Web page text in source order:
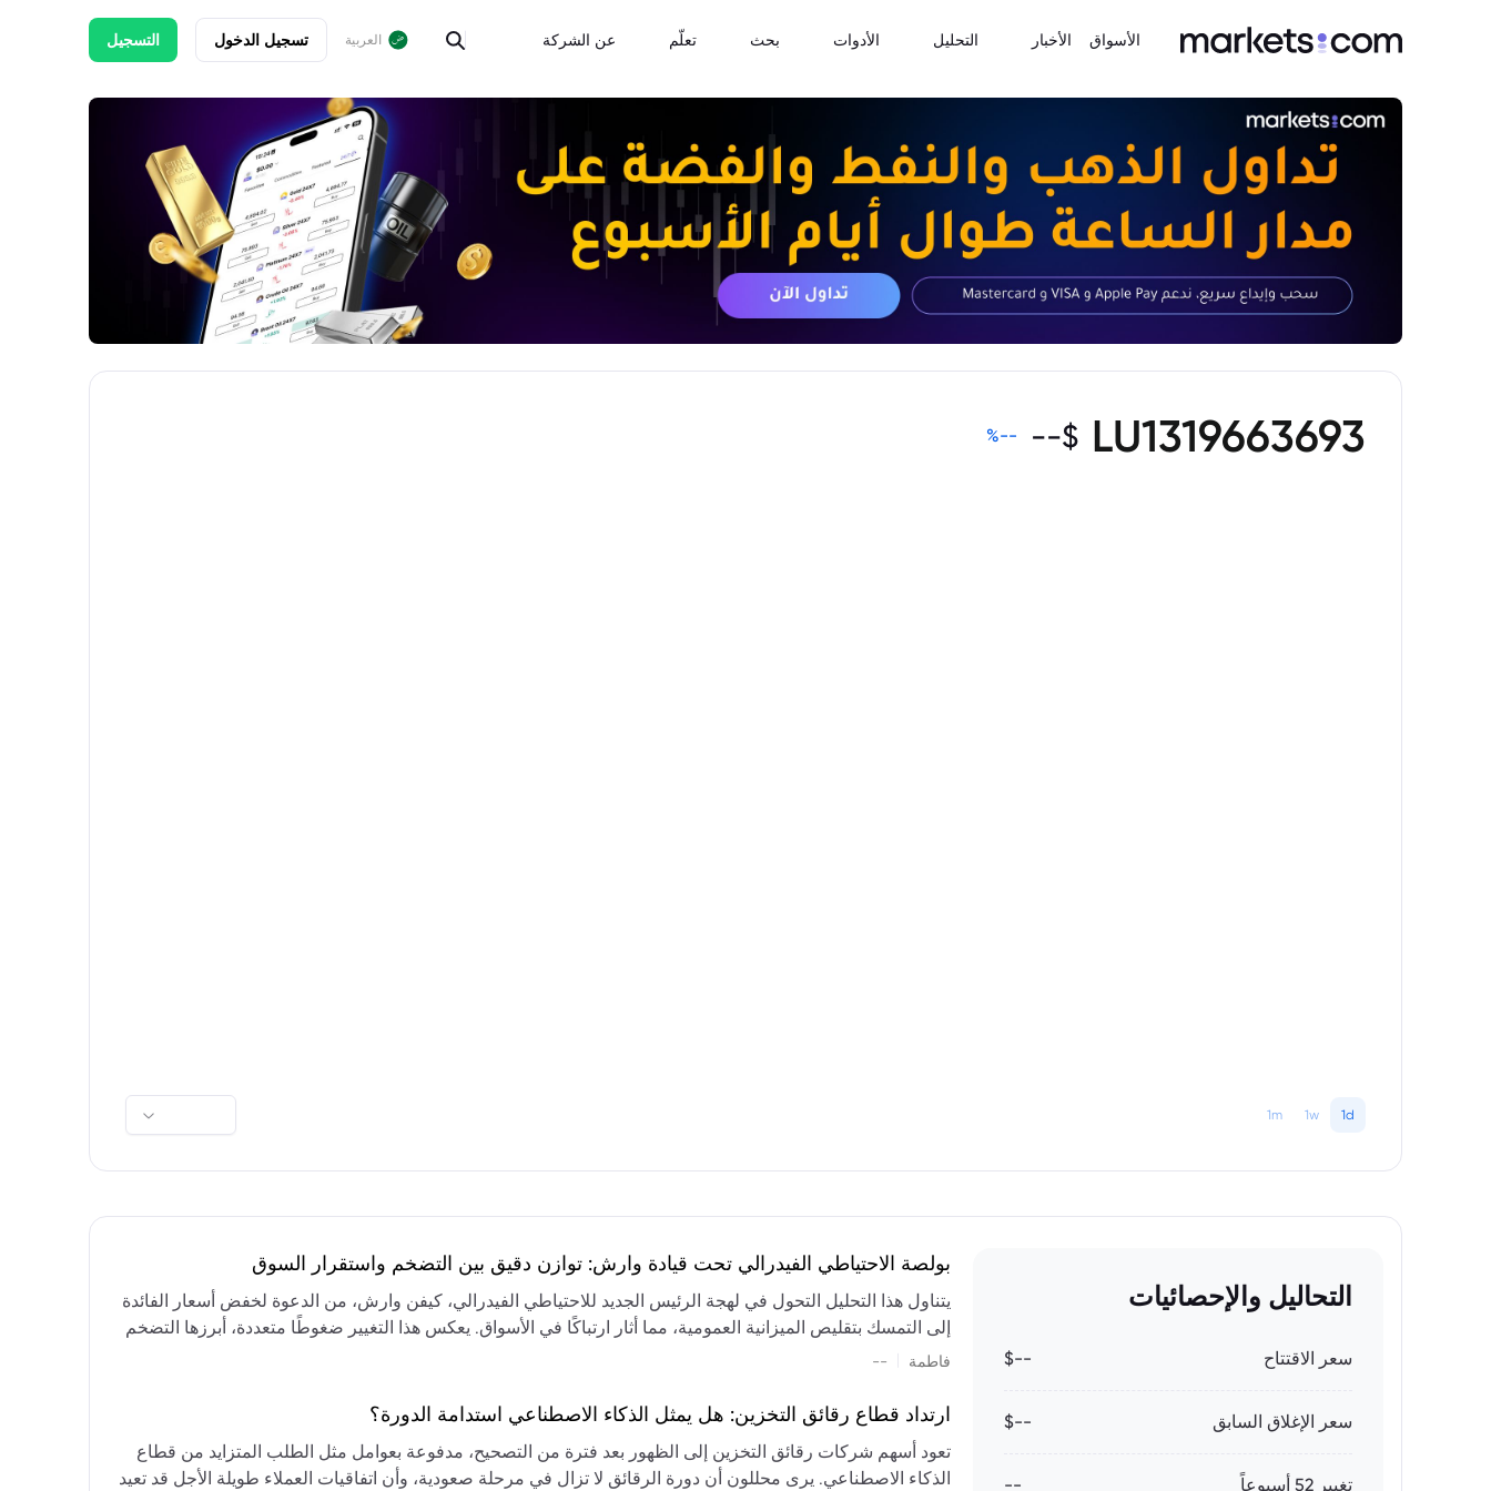
الأسواق الأخبار التحليل الأدوات بحث تعلّم عن الشركة العربية تسجيل الدخول التسجيل
LU1319663693
$
--
--
%
1d
1w
1m
التحاليل والإحصائيات
سعر الاقتتاح --$
سعر الإغلاق السابق --$
تغيير 52 أسبوعاً --
بولصة الاحتياطي الفيدرالي تحت قيادة وارش: توازن دقيق بين التضخم واستقرار السوق
يتناول هذا التحليل التحول في لهجة الرئيس الجديد للاحتياطي الفيدرالي، كيفن وارش، من الدعوة لخفض أسعار الفائدة
إلى التمسك بتقليص الميزانية العمومية، مما أثار ارتباكًا في الأسواق. يعكس هذا التغيير ضغوطًا متعددة، أبرزها التضخم
المستمر، والعجز المالي الكبير، والتوترات الجيوسياسية في الشرق الأوسط، التي تقيد خيارات خفض الفائدة أو خفض
وتجنب التدابير الاستفزازية التي قد تزعزع استقرار السوق.
فاطمة --
ارتداد قطاع رقائق التخزين: هل يمثل الذكاء الاصطناعي استدامة الدورة؟
تعود أسهم شركات رقائق التخزين إلى الظهور بعد فترة من التصحيح، مدفوعة بعوامل مثل الطلب المتزايد من قطاع
الذكاء الاصطناعي. يرى محللون أن دورة الرقائق لا تزال في مرحلة صعودية، وأن اتفاقيات العملاء طويلة الأجل قد تعيد